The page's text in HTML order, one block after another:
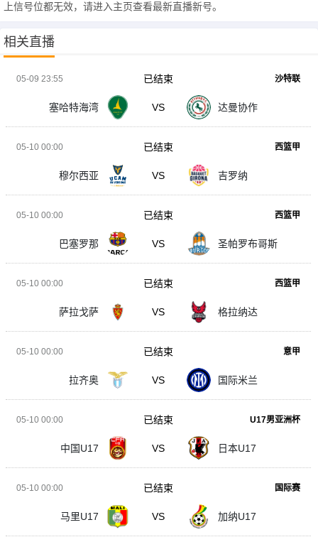
上信号位都无效，请进入主页查看最新直播新号。
相关直播
05-09 23:55 沙特联
塞哈特海湾 VS 达曼协作
已结束
05-10 00:00 西篮甲
穆尔西亚 VS 吉罗纳
已结束
05-10 00:00 西篮甲
巴塞罗那 VS 圣帕罗布哥斯
已结束
05-10 00:00 西篮甲
萨拉戈萨 VS 格拉纳达
已结束
05-10 00:00 意甲
拉齐奥 VS 国际米兰
已结束
05-10 00:00 U17男亚洲杯
中国U17 VS 日本U17
已结束
05-10 00:00 国际赛
马里U17 VS 加纳U17
已结束